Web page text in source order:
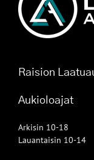
Raision
Aukioloajat
Arkisin 10-18
Lauantaisin 10-14